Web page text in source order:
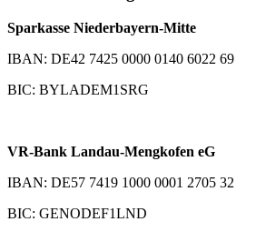
Sparkasse Niederbayern-Mitte
IBAN: DE42 7425 0000 0140 6022 69
BIC: BYLADEM1SRG
VR-Bank Landau-Mengkofen eG
IBAN: DE57 7419 1000 0001 2705 32
BIC: GENODEF1LND